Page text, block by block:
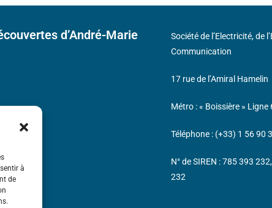
à
de
d’André-Marie
Société de l’Electricité, de
Communication
17 rue de l’Amiral Hamelin
Métro : « Boissière » Ligne
Téléphone : (+33) 1 56 90
N° de SIREN : 785 393
232